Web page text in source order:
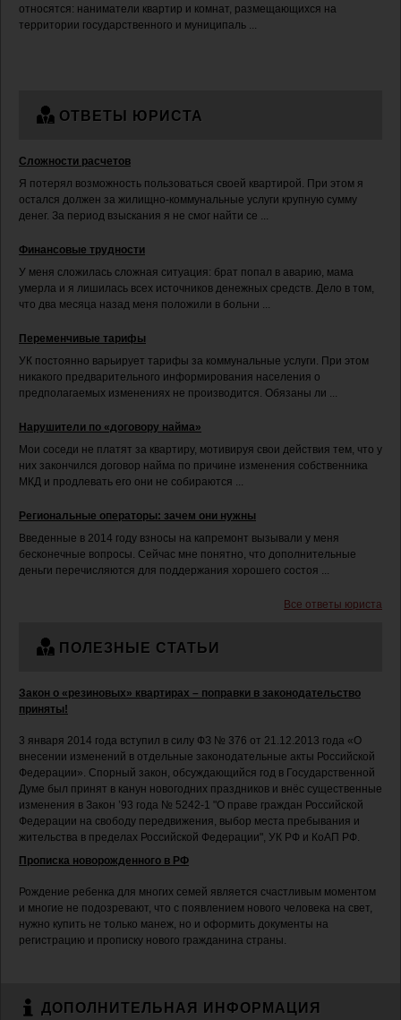
относятся: наниматели квартир и комнат, размещающихся на
территории государственного и муниципаль ...
ОТВЕТЫ ЮРИСТА
Сложности расчетов
Я потерял возможность пользоваться своей квартирой. При этом я
остался должен за жилищно-коммунальные услуги крупную сумму
денег. За период взыскания я не смог найти се ...
Финансовые трудности
У меня сложилась сложная ситуация: брат попал в аварию, мама
умерла и я лишилась всех источников денежных средств. Дело в том,
что два месяца назад меня положили в больни ...
Переменчивые тарифы
УК постоянно варьирует тарифы за коммунальные услуги. При этом
никакого предварительного информирования населения о
предполагаемых изменениях не производится. Обязаны ли ...
Нарушители по «договору найма»
Мои соседи не платят за квартиру, мотивируя свои действия тем, что у
них закончился договор найма по причине изменения собственника
МКД и продлевать его они не собираются ...
Региональные операторы: зачем они нужны
Введенные в 2014 году взносы на капремонт вызывали у меня
бесконечные вопросы. Сейчас мне понятно, что дополнительные
деньги перечисляются для поддержания хорошего состоя ...
Все ответы юриста
ПОЛЕЗНЫЕ СТАТЬИ
Закон о «резиновых» квартирах – поправки в законодательство
приняты!
3 января 2014 года вступил в силу ФЗ № 376 от 21.12.2013 года «О
внесении изменений в отдельные законодательные акты Российской
Федерации». Спорный закон, обсуждающийся год в Государственной
Думе был принят в канун новогодних праздников и внёс существенные
изменения в Закон ’93 года № 5242-1 "О праве граждан Российской
Федерации на свободу передвижения, выбор места пребывания и
жительства в пределах Российской Федерации", УК РФ и КоАП РФ.
Прописка новорожденного в РФ
Рождение ребенка для многих семей является счастливым моментом
и многие не подозревают, что с появлением нового человека на свет,
нужно купить не только манеж, но и оформить документы на
регистрацию и прописку нового гражданина страны.
ДОПОЛНИТЕЛЬНАЯ ИНФОРМАЦИЯ